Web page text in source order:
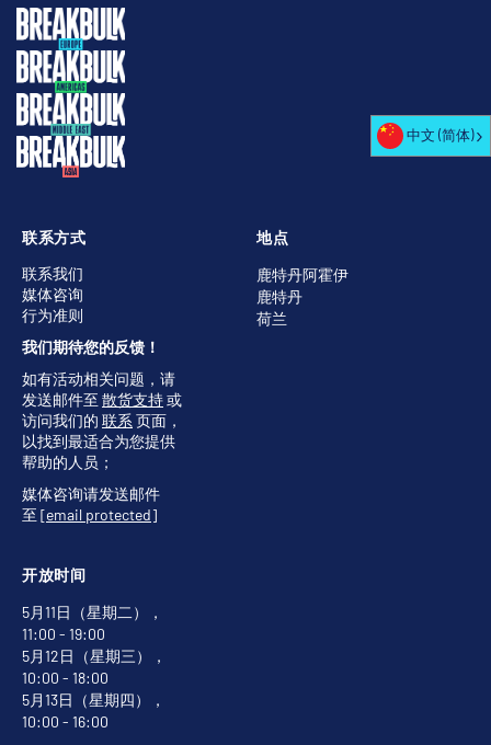
地点
鹿特丹阿霍伊
鹿特丹
荷兰
开放时间
5月11日（星期二），
11:00 - 19:00
5月12日（星期三），
10:00 - 18:00
5月13日（星期四），
10:00 - 16:00
联系方式
联系我们
媒体咨询
行为准则
我们期待您的反馈！
如有活动相关问题，请
发送邮件至 散货支持或
访问我们的 联系页面，
以找到最适合为您提供
帮助的人员；
媒体咨询请发送邮件
至 [email protected]
中文 (简体)